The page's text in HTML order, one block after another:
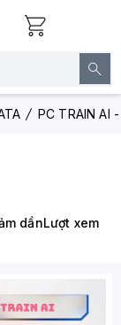
PC TRAIN AI
dầnLượt xem